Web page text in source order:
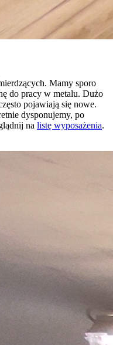
Mamy sporo
do pracy w metalu. Dużo
pojawiają się nowe.
dysponujemy, po
na listę wyposażenia.